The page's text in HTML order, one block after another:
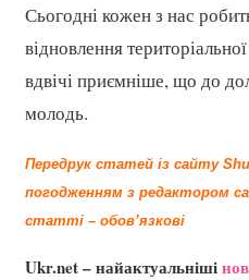
Сьогодні кожен з нас
відновлення
вдвічі приємніше, що до
молодь.
Передрук статей із сайту
погодженням з редактором
статті – обов’язкові
Ukr.net – найактуальніші